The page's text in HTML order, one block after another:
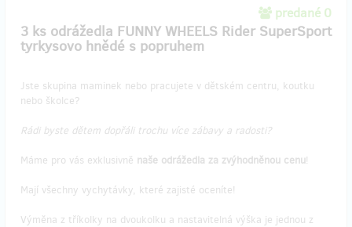
predané 0
3 ks odrážedla FUNNY WHEELS Rider SuperSport
tyrkysovo hnědé s popruhem
Jste skupina maminek nebo pracujete v dětském centru, koutku
nebo školce?
Rádi byste dětem dopřáli trochu více zábavy a radosti?
Máme pro vás exklusivně naše odrážedla za zvýhodněnou cenu!
Mají všechny vychytávky, které zajisté oceníte!
Výměna z tříkolky na dvoukolku a nastavitelná výška je jednou z